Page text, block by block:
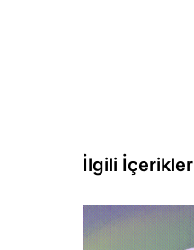
İlgili İçerikler